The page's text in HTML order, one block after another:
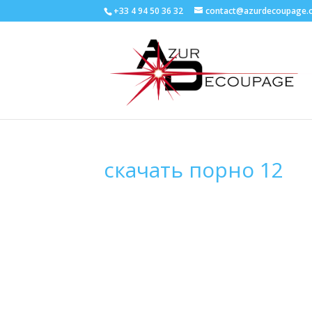
+33 4 94 50 36 32
скачать порно 12